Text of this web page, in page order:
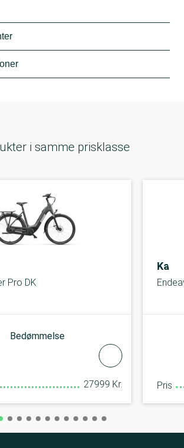
i samme prisklasse
Pro DK
Bedømmelse
27999 Kr. Pris